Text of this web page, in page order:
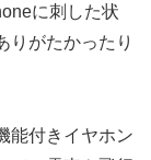
に刺した状
りがたかったり
能付きイヤホン